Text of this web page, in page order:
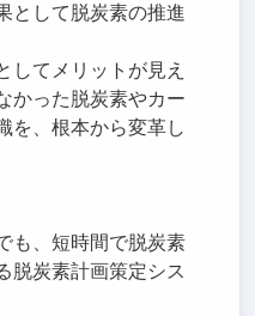
として脱炭素の推進
してメリットが見え
かった脱炭素やカー
を、根本から変革し
も、短時間で脱炭素
脱炭素計画策定シス